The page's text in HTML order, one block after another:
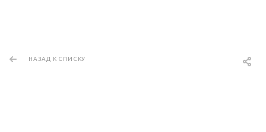
НАЗАД К СПИСКУ